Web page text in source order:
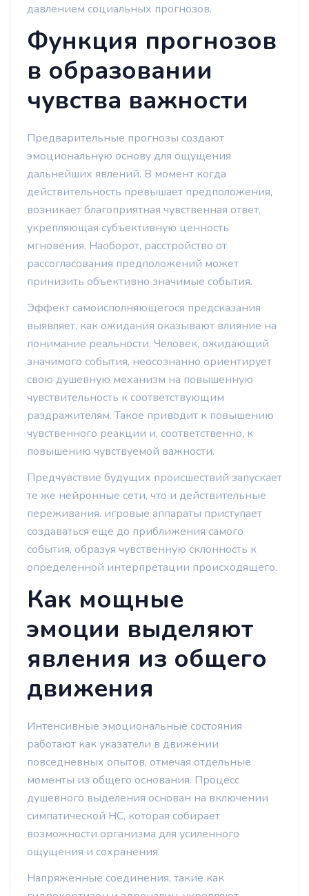
давлением социальных прогнозов.
Функция прогнозов
в образовании
чувства важности
Предварительные прогнозы создают
эмоциональную основу для ощущения
дальнейших явлений. В момент когда
действительность превышает предположения,
возникает благоприятная чувственная ответ,
укрепляющая субъективную ценность
мгновения. Наоборот, расстройство от
рассогласования предположений может
принизить объективно значимые события.
Эффект самоисполняющегося предсказания
выявляет, как ожидания оказывают влияние на
понимание реальности. Человек, ожидающий
значимого события, неосознанно ориентирует
свою душевную механизм на повышенную
чувствительность к соответствующим
раздражителям. Такое приводит к повышению
чувственного реакции и, соответственно, к
повышению чувствуемой важности.
Предчувствие будущих происшествий запускает
те же нейронные сети, что и действительные
переживания. игровые аппараты приступает
создаваться еще до приближения самого
события, образуя чувственную склонность к
определенной интерпретации происходящего.
Как мощные
эмоции выделяют
явления из общего
движения
Интенсивные эмоциональные состояния
работают как указатели в движении
повседневных опытов, отмечая отдельные
моменты из общего основания. Процесс
душевного выделения основан на включении
симпатической НС, которая собирает
возможности организма для усиленного
ощущения и сохранения.
Напряженные соединения, такие как